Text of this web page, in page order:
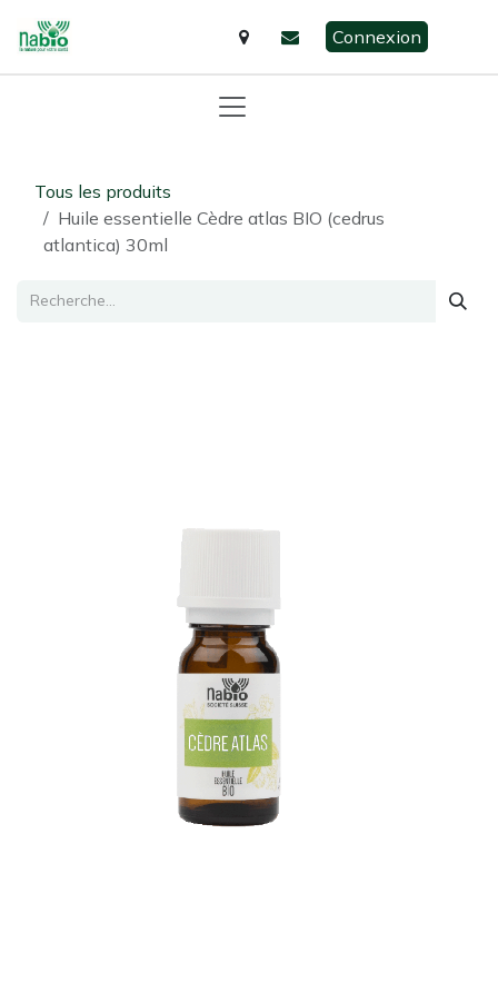
Connexion
Tous les produits
Huile essentielle Cèdre atlas BIO (cedrus
atlantica) 30ml